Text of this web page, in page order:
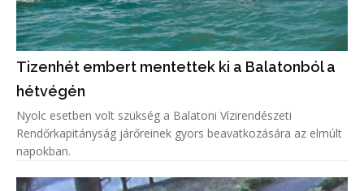
Tizenhét embert mentettek ki a Balatonból a
hétvégén
Nyolc esetben volt szükség a Balatoni Vízirendészeti
Rendőrkapitányság járőreinek gyors beavatkozására az elmúlt
napokban.